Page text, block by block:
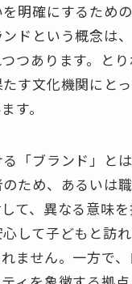
明確にするため
ドという概念は
つあります。と
す文化機関にと
す。
「ブランド」と
ため、あるいは
て、異なる意味
して子どもと訪
ません。一方で